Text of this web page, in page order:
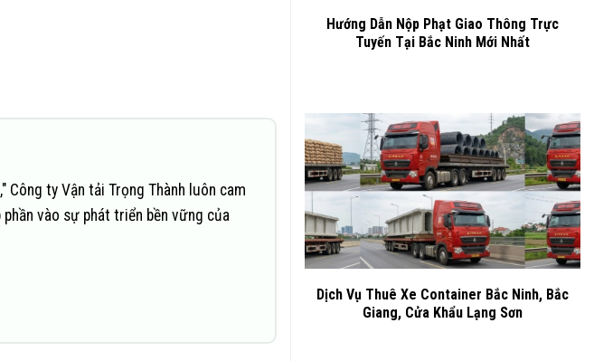
Công ty Vận tải Trọng Thành luôn cam
vào sự phát triển bền vững của
Hướng Dẫn Nộp Phạt Giao Thông Trực
Tuyến Tại Bắc Ninh Mới Nhất
Dịch Vụ Thuê Xe Container Bắc Ninh, Bắc
Giang, Cửa Khẩu Lạng Sơn